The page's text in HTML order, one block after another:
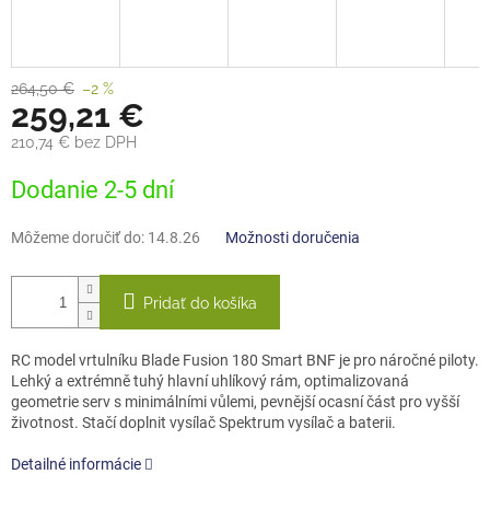
264,50 € –2 %
259,21 €
210,74 € bez DPH
cena:
Dodanie 2-5 dní
Môžeme doručiť do: 14.8.26 Možnosti doručenia
Pridať do košíka
RC model vrtulníku Blade Fusion 180 Smart BNF je pro náročné piloty.
Lehký a extrémně tuhý hlavní uhlíkový rám, optimalizovaná
geometrie serv s minimálními vůlemi, pevnější ocasní část pro vyšší
životnost. Stačí doplnit vysílač Spektrum vysílač a baterii.
Detailné informácie